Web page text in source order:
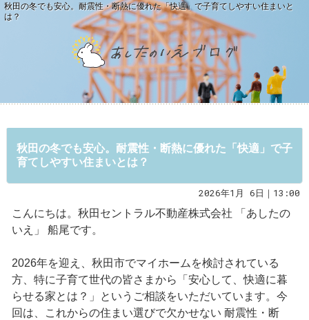
秋田の冬でも安心。耐震性・断熱に優れた「快適」で子育てしやすい住まいと
は？
秋田の冬でも安心。耐震性・断熱に優れた「快適」で子
育てしやすい住まいとは？
2026年1月 6日｜13:00
こんにちは。秋田セントラル不動産株式会社 「あしたの
いえ」 船尾です。
2026年を迎え、秋田市でマイホームを検討されている
方、特に子育て世代の皆さまから「安心して、快適に暮
らせる家とは？」というご相談をいただいています。今
回は、これからの住まい選びで欠かせない 耐震性・断